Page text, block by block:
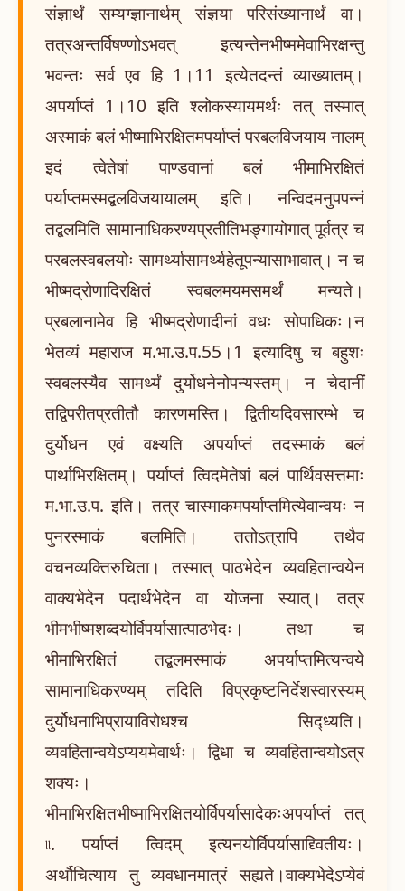
संज्ञार्थं सम्यग्ज्ञानार्थम् संज्ञया परिसंख्यानार्थं वा।
तत्रअन्तर्विषण्णोऽभवत् इत्यन्तेनभीष्ममेवाभिरक्षन्तु
भवन्तः सर्व एव हि 1।11 इत्येतदन्तं व्याख्यातम्।
अपर्याप्तं 1।10 इति श्लोकस्यायमर्थः तत् तस्मात्
अस्माकं बलं भीष्माभिरक्षितमपर्याप्तं परबलविजयाय नालम्
इदं त्वेतेषां पाण्डवानां बलं भीमाभिरक्षितं
पर्याप्तमस्मद्बलविजयायालम् इति। नन्विदमनुपपन्नं
तद्बलमिति सामानाधिकरण्यप्रतीतिभङ्गायोगात् पूर्वत्र च
परबलस्वबलयोः सामर्थ्यासामर्थ्यहेतूपन्यासाभावात्। न च
भीष्मद्रोणादिरक्षितं स्वबलमयमसमर्थं मन्यते।
प्रबलानामेव हि भीष्मद्रोणादीनां वधः सोपाधिकः।न
भेतव्यं महाराज म.भा.उ.प.55।1 इत्यादिषु च बहुशः
स्वबलस्यैव सामर्थ्यं दुर्योधनेनोपन्यस्तम्। न चेदानीं
तद्विपरीतप्रतीतौ कारणमस्ति। द्वितीयदिवसारम्भे च
दुर्योधन एवं वक्ष्यति अपर्याप्तं तदस्माकं बलं
पार्थाभिरक्षितम्। पर्याप्तं त्विदमेतेषां बलं पार्थिवसत्तमाः
म.भा.उ.प. इति। तत्र चास्माकमपर्याप्तमित्येवान्वयः न
पुनरस्माकं बलमिति। ततोऽत्रापि तथैव
वचनव्यक्तिरुचिता। तस्मात् पाठभेदेन व्यवहितान्वयेन
वाक्यभेदेन पदार्थभेदेन वा योजना स्यात्। तत्र
भीमभीष्मशब्दयोर्विपर्यासात्पाठभेदः। तथा च
भीमाभिरक्षितं तद्बलमस्माकं अपर्याप्तमित्यन्वये
सामानाधिकरण्यम् तदिति विप्रकृष्टनिर्देशस्वारस्यम्
दुर्योधनाभिप्रायाविरोधश्च सिद्ध्यति।
व्यवहितान्वयेऽप्ययमेवार्थः। द्विधा च व्यवहितान्वयोऽत्र
शक्यः।
भीमाभिरक्षितभीष्माभिरक्षितयोर्विपर्यासादेकःअपर्याप्तं तत्
৷৷. पर्याप्तं त्विदम् इत्यनयोर्विपर्यासाद्द्वितीयः।
अर्थौचित्याय तु व्यवधानमात्रं सह्यते।वाक्यभेदेऽप्येवं